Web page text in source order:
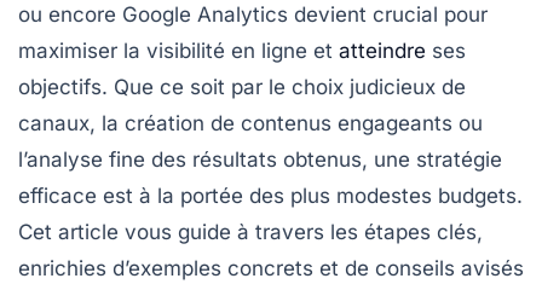
ou encore Google Analytics devient crucial pour
maximiser la visibilité en ligne et atteindre ses
objectifs. Que ce soit par le choix judicieux de
canaux, la création de contenus engageants ou
l’analyse fine des résultats obtenus, une stratégie
efficace est à la portée des plus modestes budgets.
Cet article vous guide à travers les étapes clés,
enrichies d’exemples concrets et de conseils avisés